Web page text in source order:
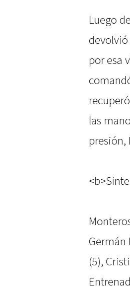
Luego
por esa
las
presión,
Germán
(5),